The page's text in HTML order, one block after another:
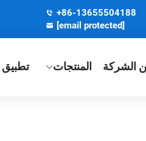
+86-13655504188
[email protected]
الشركة المنتجات تطبيق